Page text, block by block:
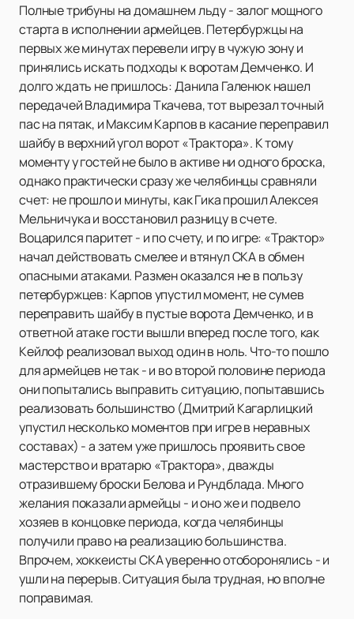
Полные трибуны на домашнем льду - залог мощного
старта в исполнении армейцев. Петербуржцы на
первых же минутах перевели игру в чужую зону и
принялись искать подходы к воротам Демченко. И
долго ждать не пришлось: Данила Галенюк нашел
передачей Владимира Ткачева, тот вырезал точный
пас на пятак, и Максим Карпов в касание переправил
шайбу в верхний угол ворот «Трактора». К тому
моменту у гостей не было в активе ни одного броска,
однако практически сразу же челябинцы сравняли
счет: не прошло и минуты, как Гика прошил Алексея
Мельничука и восстановил разницу в счете.
Воцарился паритет - и по счету, и по игре: «Трактор»
начал действовать смелее и втянул СКА в обмен
опасными атаками. Размен оказался не в пользу
петербуржцев: Карпов упустил момент, не сумев
переправить шайбу в пустые ворота Демченко, и в
ответной атаке гости вышли вперед после того, как
Кейлоф реализовал выход один в ноль. Что-то пошло
для армейцев не так - и во второй половине периода
они попытались выправить ситуацию, попытавшись
реализовать большинство (Дмитрий Кагарлицкий
упустил несколько моментов при игре в неравных
составах) - а затем уже пришлось проявить свое
мастерство и вратарю «Трактора», дважды
отразившему броски Белова и Рундблада. Много
желания показали армейцы - и оно же и подвело
хозяев в концовке периода, когда челябинцы
получили право на реализацию большинства.
Впрочем, хоккеисты СКА уверенно отоборонялись - и
ушли на перерыв. Ситуация была трудная, но вполне
поправимая.